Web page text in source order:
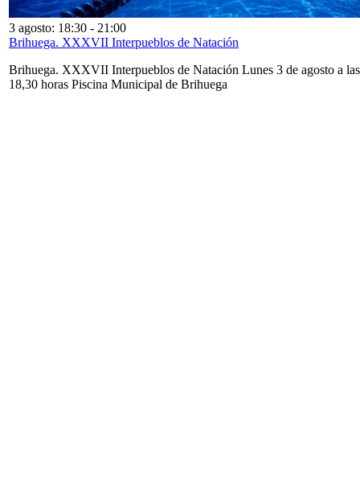
3 agosto: 18:30 - 21:00
Brihuega. XXXVII Interpueblos de Natación
Brihuega. XXXVII Interpueblos de Natación Lunes 3 de agosto a las
18,30 horas Piscina Municipal de Brihuega